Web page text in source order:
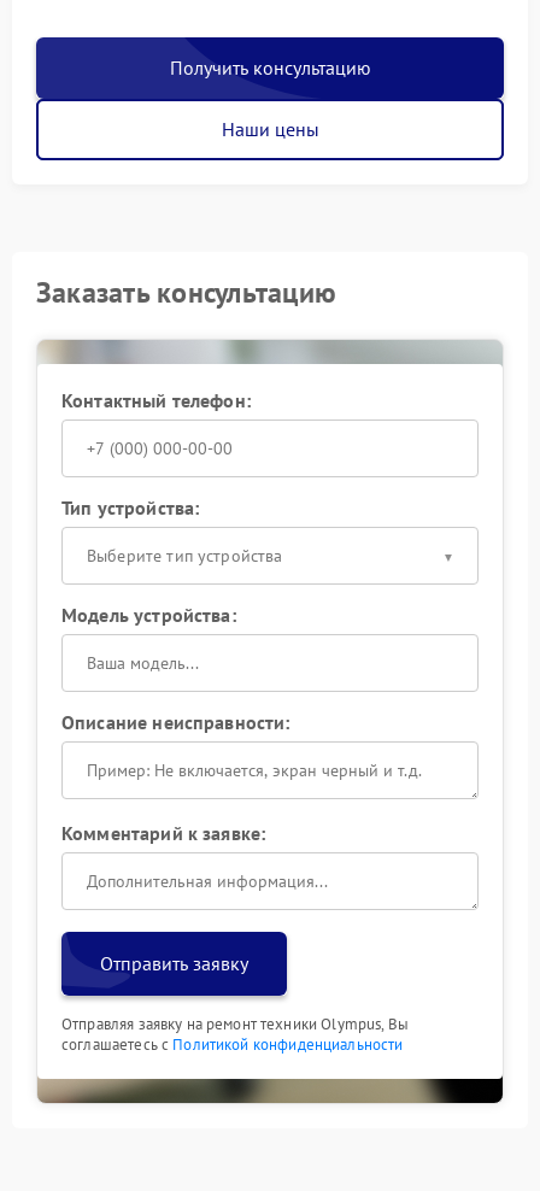
Получить консультацию
Наши цены
Заказать консультацию
Контактный телефон:
Тип устройства:
Выберите тип устройства
Модель устройства:
Описание неисправности:
Комментарий к заявке:
Отправить заявку
Отправляя заявку на ремонт техники Olympus, Вы
соглашаетесь с Политикой конфиденциальности